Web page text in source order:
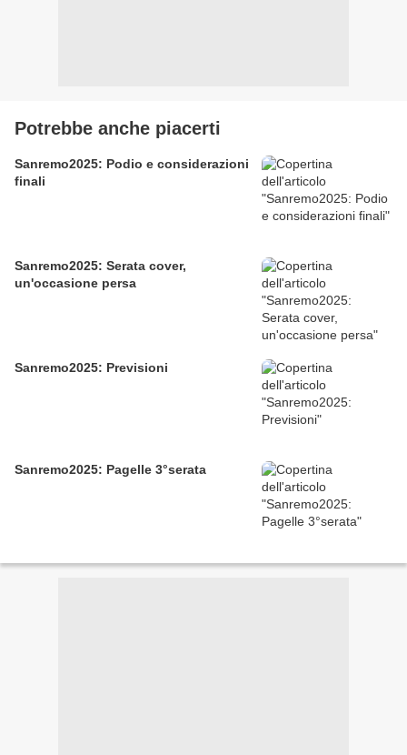
Potrebbe anche piacerti
Sanremo2025: Podio e considerazioni
finali
Sanremo2025: Serata cover,
un'occasione persa
Sanremo2025: Previsioni
Sanremo2025: Pagelle 3°serata